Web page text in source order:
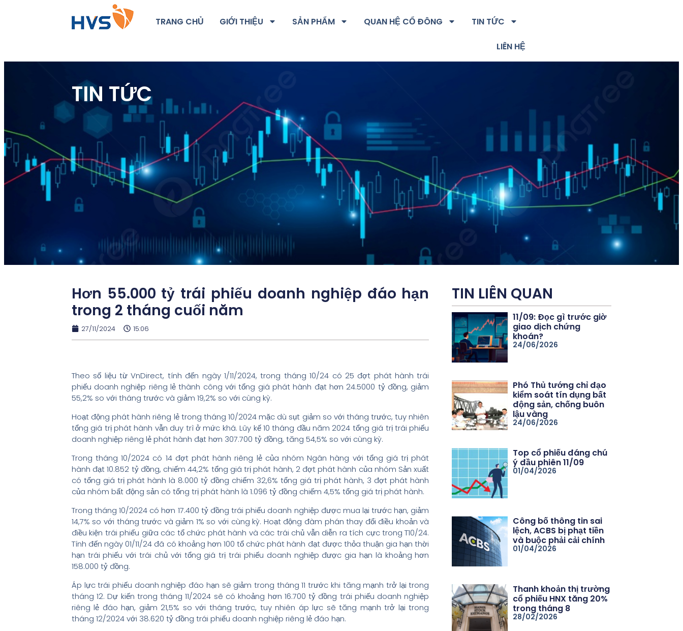
TRANG CHỦ GIỚI THIỆU SẢN PHẨM QUAN HỆ CỔ ĐÔNG TIN TỨC
LIÊN HỆ
TIN TỨC
Hơn 55.000 tỷ trái phiếu doanh nghiệp đáo hạn
trong 2 tháng cuối năm
27/11/2024 15:06
Theo số liệu từ VnDirect, tính đến ngày 1/11/2024, trong tháng 10/24 có 25 đợt phát hành trái
phiếu doanh nghiệp riêng lẻ thành công với tổng giá phát hành đạt hơn 24.5000 tỷ đồng, giảm
55,2% so với tháng trước và giảm 19,2% so với cùng kỳ.
Hoạt động phát hành riêng lẻ trong tháng 10/2024 mặc dù sụt giảm so với tháng trước, tuy nhiên
tổng giá trị phát hành vẫn duy trì ở mức khá. Lũy kế 10 tháng đầu năm 2024 tổng giá trị trái phiếu
doanh nghiệp riêng lẻ phát hành đạt hơn 307.700 tỷ đồng, tăng 54,5% so với cùng kỳ.
Trong tháng 10/2024 có 14 đợt phát hành riêng lẻ của nhóm Ngân hàng với tổng giá trị phát
hành đạt 10.852 tỷ đồng, chiếm 44,2% tổng giá trị phát hành, 2 đợt phát hành của nhóm Sản xuất
có tổng giá trị phát hành là 8.000 tỷ đồng chiếm 32,6% tổng giá trị phát hành, 3 đợt phát hành
của nhóm bất động sản có tổng trị phát hành là 1.096 tỷ đồng chiếm 4,5% tổng giá trị phát hành.
Trong tháng 10/2024 có hơn 17.400 tỷ đồng trái phiếu doanh nghiệp được mua lại trước hạn, giảm
14,7% so với tháng trước và giảm 1% so với cùng kỳ. Hoạt động đàm phán thay đổi điều khoản và
điều kiện trái phiếu giữa các tổ chức phát hành và các trái chủ vẫn diễn ra tích cực trong T10/24.
Tính đến ngày 01/11/24 đã có khoảng hơn 100 tổ chức phát hành đạt được thỏa thuận gia hạn thời
hạn trái phiếu với trái chủ với tổng giá trị trái phiếu doanh nghiệp được gia hạn là khoảng hơn
158.000 tỷ đồng.
Áp lực trái phiếu doanh nghiệp đáo hạn sẽ giảm trong tháng 11 trước khi tăng mạnh trở lại trong
tháng 12. Dự kiến trong tháng 11/2024 sẽ có khoảng hơn 16.700 tỷ đồng trái phiếu doanh nghiệp
riêng lẻ đáo hạn, giảm 21,5% so với tháng trước, tuy nhiên áp lực sẽ tăng mạnh trở lại trong
tháng 12/2024 với 38.620 tỷ đồng trái phiếu doanh nghiệp riêng lẻ đáo hạn.
TIN LIÊN QUAN
11/09: Đọc gì trước giờ
giao dịch chứng
khoán?
24/06/2026
Phó Thủ tướng chỉ đạo
kiểm soát tín dụng bất
động sản, chống buôn
lậu vàng
24/06/2026
Top cổ phiếu đáng chú
ý đầu phiên 11/09
01/04/2026
Công bố thông tin sai
lệch, ACBS bị phạt tiền
và buộc phải cải chính
01/04/2026
Thanh khoản thị trường
cổ phiếu HNX tăng 20%
trong tháng 8
28/02/2026